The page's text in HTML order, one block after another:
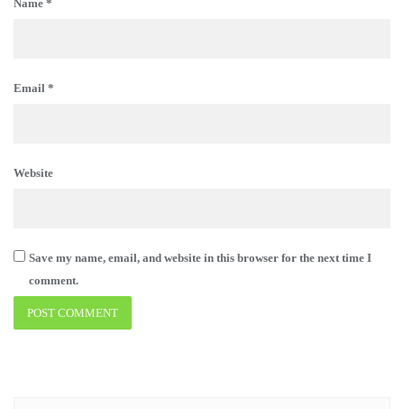
Name *
Email *
Website
Save my name, email, and website in this browser for the next time I
comment.